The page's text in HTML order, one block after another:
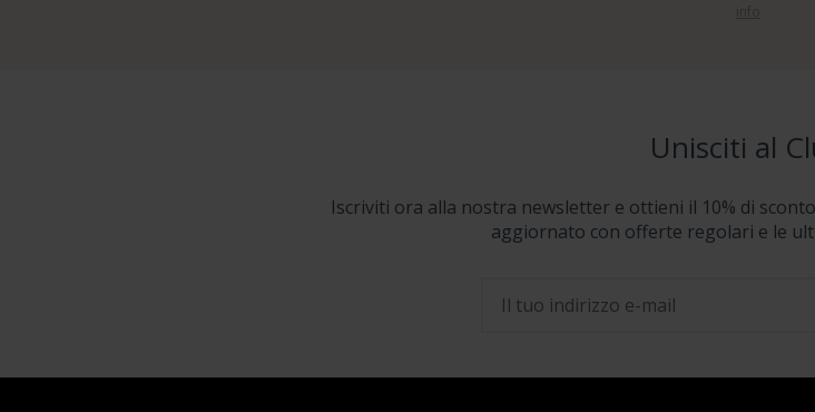
Unisciti al
Iscriviti ora alla nostra newsletter e ottieni il 10% di
aggiornato con offerte regolari e le